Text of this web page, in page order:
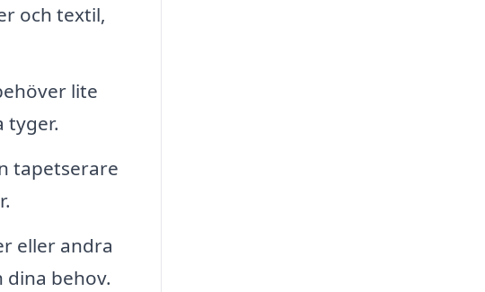
och textil,
lite
tyger.
tapetserare
eller andra
dina behov.